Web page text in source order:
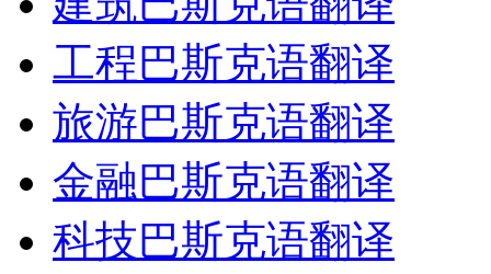
工程巴斯克语翻译
旅游巴斯克语翻译
金融巴斯克语翻译
科技巴斯克语翻译